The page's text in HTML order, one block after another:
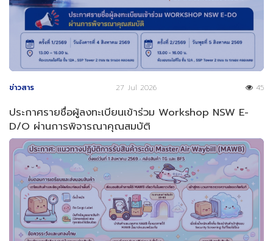
ข่าวสาร 27 Jul 2026 45
ประกาศรายชื่อผู้ลงทะเบียนเข้าร่วม Workshop NSW E-
D/O ผ่านการพิจารณาคุณสมบัติ